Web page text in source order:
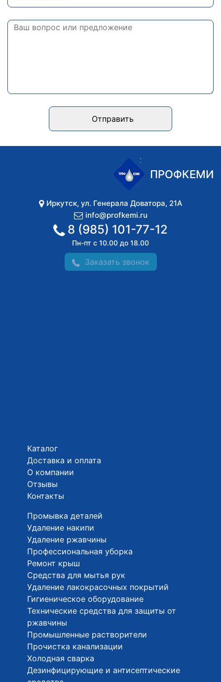
Отправить
ПРОФКЕМИ
Иркутск, ул. Генерала Доватора, 21А
info@profkemi.ru
8 (985) 101-77-12
Пн-пт с 10.00 до 18.00
Заказать звонок
Каталог
Доставка и оплата
О компании
Отзывы
Контакты
Промывка деталей
Удаление накипи
Удаление ржавчины
Профессиональная уборка
Ремонт крыш
Средства для мытья рук
Удаление лакокрасочных покрытий
Гигиеническое оборудование
Технические средства для защиты от
ржавчины
Промышленные растворители
Прочистка канализации
Холодная сварка
Дезинфицирующие и антисептические